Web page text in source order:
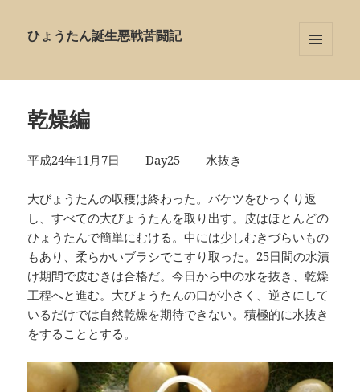
ひょうたん誕生悪戦苦闘記
ーとウ
乾燥編
平成24年11月7日 Day25 水抜き
大びょうたんの収穫は終わった。バケツをひっくり返
し、すべての大びょうたんを取り出す。皮はほとんどの
ひょうたんで簡単にむける。中には少しむきづらいもの
もあり、柔らかいブラシでこすり取った。25日間の水漬
け期間で皮むきは合格だ。今日から中の水を抜き、乾燥
工程へと進む。大びょうたんの口が小さく、逆さにして
いるだけでは自然乾燥を期待できない。積極的に水抜き
をすることとする。